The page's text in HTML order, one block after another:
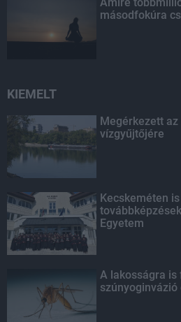
másodfokúra
KIEMELT
Megérkezett az
vízgyűjtőjére
Kecskeméten
Egyetem
A lakosságra is